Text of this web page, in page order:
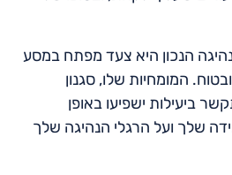
הנכון היא צעד מפתח במסע
המומחיות שלו, סגנון
ביעילות ישפיעו באופן
שלך ועל הרגלי הנהיגה שלך